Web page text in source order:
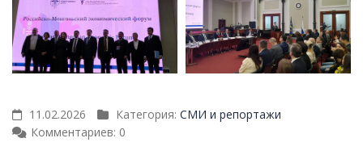
11.02.2026 Категория: СМИ и репортажи
Комментариев: 0